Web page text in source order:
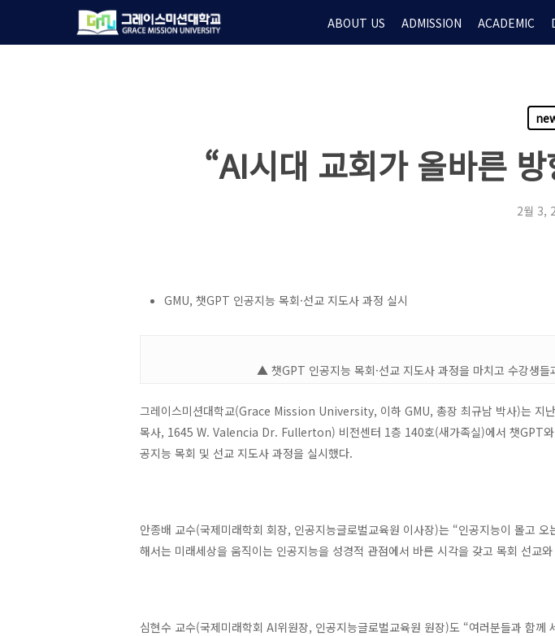
ABOUT US ADMISSION ACADEMIC
“AI시대 교회가 올바른
2월 3,
GMU, 챗GPT 인공지능 목회·선교 지도사 과정 실시
▲ 챗GPT 인공지능 목회·선교 지도사 과정을 마치고 수강생
그레이스미션대학교(Grace Mission University, 이하 GMU, 총장 최규남 박사)는 지
목사, 1645 W. Valencia Dr. Fullerton) 비전센터 1층 140호(새가족실)에서 챗GPT와
공지능 목회 및 선교 지도사 과정을 실시했다.
안종배 교수(국제미래학회 회장, 인공지능글로벌교육원 이사장)는 “인공지능이 몰고
해서는 미래세상을 움직이는 인공지능을 성경적 관점에서 바른 시각을 갖고 목회 선교
심현수 교수(국제미래학회 AI위원장, 인공지능글로벌교육원 원장)도 “여러분들과 함